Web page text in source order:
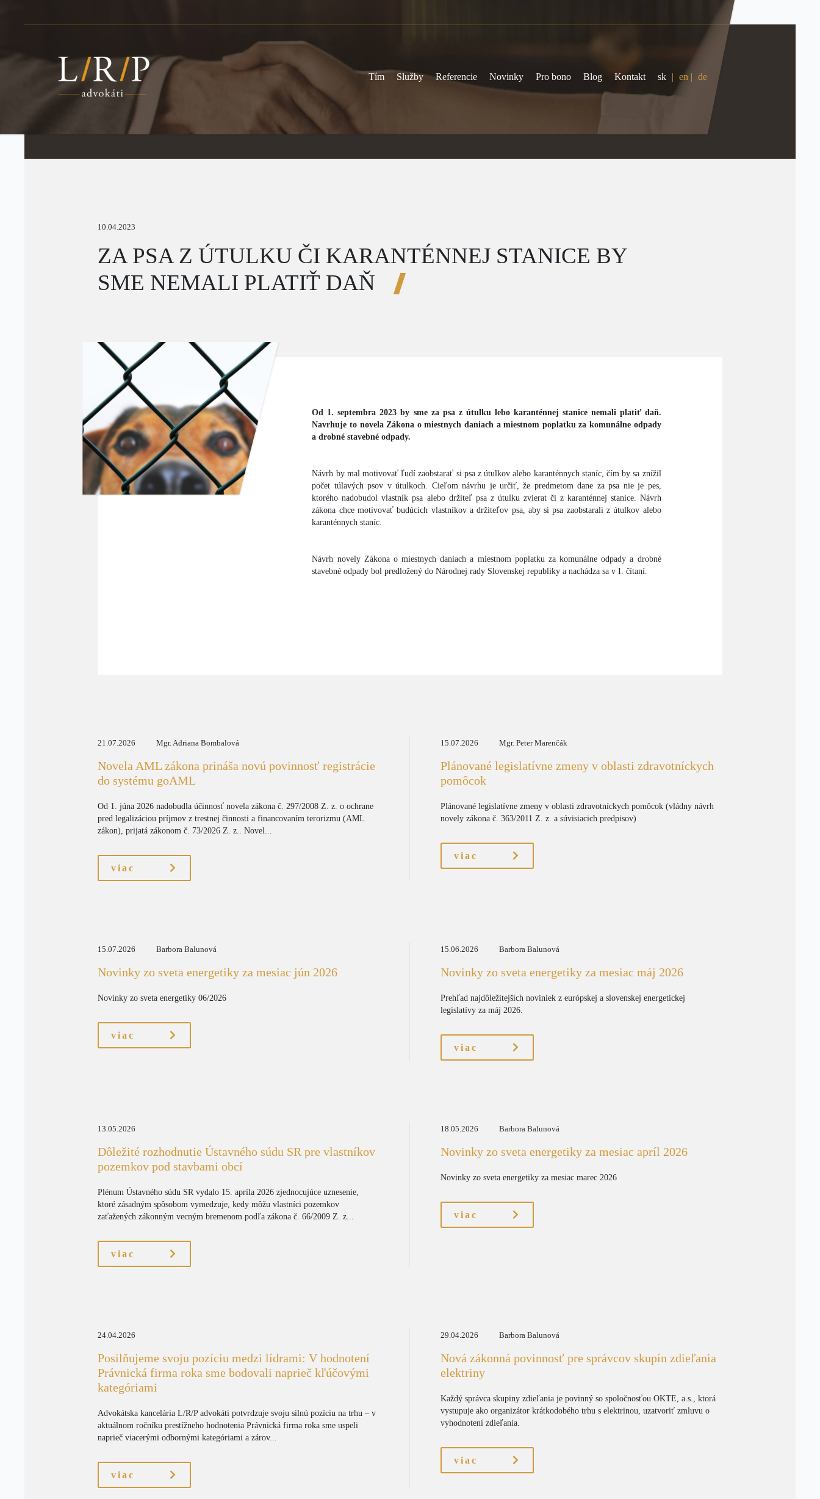
Tím Služby Referencie Novinky Pro bono Blog Kontakt sk | en | de
10.04.2023
ZA PSA Z ÚTULKU ČI KARANTÉNNEJ STANICE BY
SME NEMALI PLATIŤ DAŇ
Od 1. septembra 2023 by sme za psa z útulku lebo karanténnej stanice nemali platiť daň.
Navrhuje to novela Zákona o miestnych daniach a miestnom poplatku za komunálne odpady
a drobné stavebné odpady.
Návrh by mal motivovať ľudí zaobstarať si psa z útulkov alebo karanténnych staníc, čím by sa znížil
počet túlavých psov v útulkoch. Cieľom návrhu je určiť, že predmetom dane za psa nie je pes,
ktorého nadobudol vlastník psa alebo držiteľ psa z útulku zvierat či z karanténnej stanice. Návrh
zákona chce motivovať budúcich vlastníkov a držiteľov psa, aby si psa zaobstarali z útulkov alebo
karanténnych staníc.
Návrh novely Zákona o miestnych daniach a miestnom poplatku za komunálne odpady a drobné
stavebné odpady bol predložený do Národnej rady Slovenskej republiky a nachádza sa v I. čítaní.
21.07.2026 Mgr. Adriana Bombalová
Novela AML zákona prináša novú povinnosť registrácie
do systému goAML
Od 1. júna 2026 nadobudla účinnosť novela zákona č. 297/2008 Z. z. o ochrane
pred legalizáciou príjmov z trestnej činnosti a financovaním terorizmu (AML
zákon), prijatá zákonom č. 73/2026 Z. z.. Novel...
viac
15.07.2026 Mgr. Peter Marenčák
Plánované legislatívne zmeny v oblasti zdravotníckych
pomôcok
Plánované legislatívne zmeny v oblasti zdravotníckych pomôcok (vládny návrh
novely zákona č. 363/2011 Z. z. a súvisiacich predpisov)
viac
15.07.2026 Barbora Balunová
Novinky zo sveta energetiky za mesiac jún 2026
Novinky zo sveta energetiky 06/2026
viac
15.06.2026 Barbora Balunová
Novinky zo sveta energetiky za mesiac máj 2026
Prehľad najdôležitejších noviniek z európskej a slovenskej energetickej
legislatívy za máj 2026.
viac
13.05.2026
Dôležité rozhodnutie Ústavného súdu SR pre vlastníkov
pozemkov pod stavbami obcí
Plénum Ústavného súdu SR vydalo 15. apríla 2026 zjednocujúce uznesenie,
ktoré zásadným spôsobom vymedzuje, kedy môžu vlastníci pozemkov
zaťažených zákonným vecným bremenom podľa zákona č. 66/2009 Z. z...
viac
18.05.2026 Barbora Balunová
Novinky zo sveta energetiky za mesiac apríl 2026
Novinky zo sveta energetiky za mesiac marec 2026
viac
24.04.2026
Posilňujeme svoju pozíciu medzi lídrami: V hodnotení
Právnická firma roka sme bodovali naprieč kľúčovými
kategóriami
Advokátska kancelária L/R/P advokáti potvrdzuje svoju silnú pozíciu na trhu – v
aktuálnom ročníku prestížneho hodnotenia Právnická firma roka sme uspeli
naprieč viacerými odbornými kategóriami a zárov...
viac
29.04.2026 Barbora Balunová
Nová zákonná povinnosť pre správcov skupín zdieľania
elektriny
Každý správca skupiny zdieľania je povinný so spoločnosťou OKTE, a.s., ktorá
vystupuje ako organizátor krátkodobého trhu s elektrinou, uzatvoriť zmluvu o
vyhodnotení zdieľania.
viac